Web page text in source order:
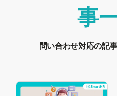
事
問い合わせ対応の記